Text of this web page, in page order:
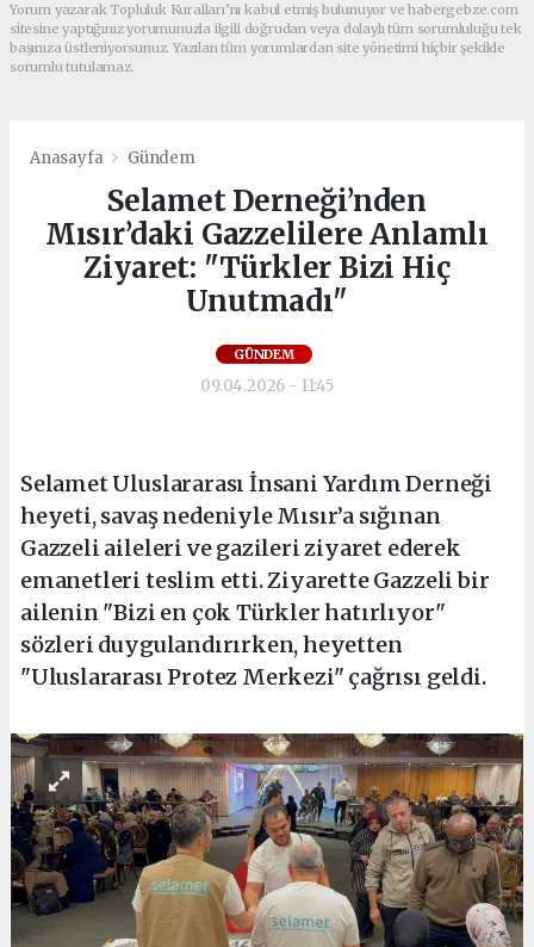
Yorum yazarak Topluluk Kuralları’nı kabul etmiş bulunuyor ve habergebze.com
sitesine yaptığınız yorumunuzla ilgili doğrudan veya dolaylı tüm sorumluluğu tek
başınıza üstleniyorsunuz. Yazılan tüm yorumlardan site yönetimi hiçbir şekilde
sorumlu tutulamaz.
Anasayfa Gündem
Selamet Derneği’nden
Mısır’daki Gazzelilere Anlamlı
Ziyaret: "Türkler Bizi Hiç
Unutmadı"
GÜNDEM
09.04.2026 - 11:45
Selamet Uluslararası İnsani Yardım Derneği
heyeti, savaş nedeniyle Mısır’a sığınan
Gazzeli aileleri ve gazileri ziyaret ederek
emanetleri teslim etti. Ziyarette Gazzeli bir
ailenin "Bizi en çok Türkler hatırlıyor"
sözleri duygulandırırken, heyetten
"Uluslararası Protez Merkezi" çağrısı geldi.